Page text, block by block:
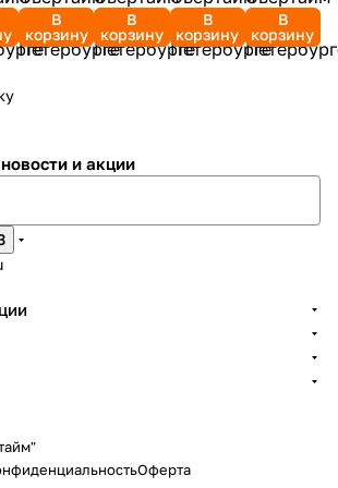
В
корзину
В
корзину
В
корзину
В
корзину
и акции
Оферта